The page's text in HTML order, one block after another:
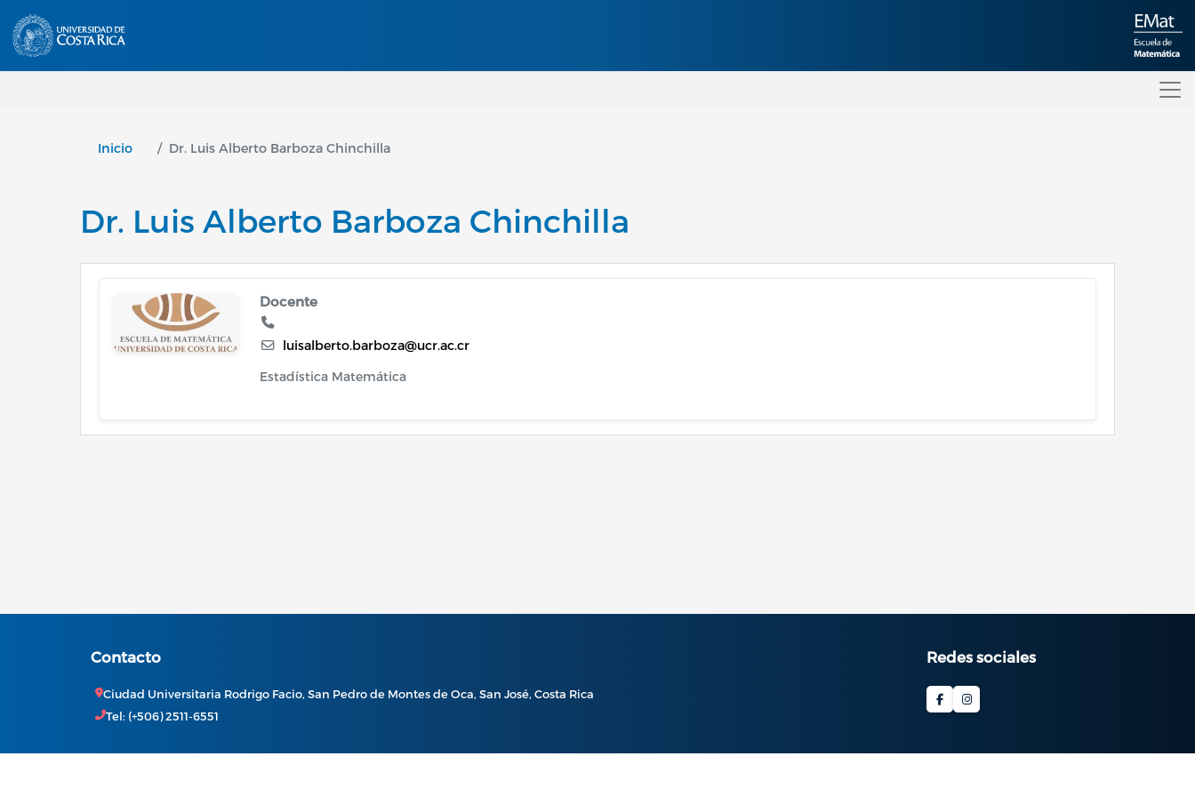
Inicio Dr. Luis Alberto Barboza Chinchilla
Dr. Luis Alberto Barboza Chinchilla
Image Docente
luisalberto.barboza@ucr.ac.cr
Estadística Matemática
Contacto
Ciudad Universitaria Rodrigo Facio, San Pedro de Montes de Oca, San José, Costa Rica
Tel: (+506) 2511-6551
Redes sociales